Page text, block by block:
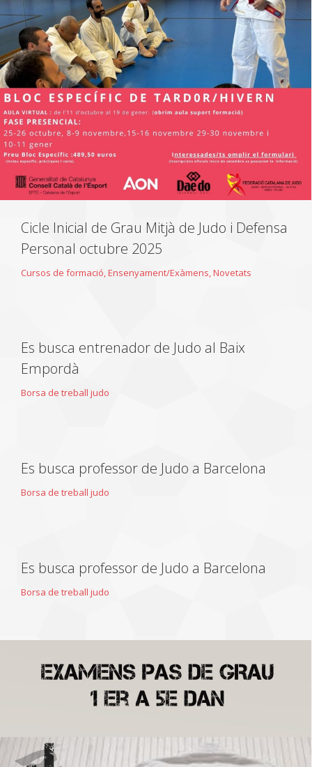
Cicle Inicial de Grau Mitjà de Judo i Defensa
Personal octubre 2025
Cursos de formació Ensenyament/Exàmens Novetats
Es busca entrenador de Judo al Baix
Empordà
Borsa de treball judo
Es busca professor de Judo a Barcelona
Borsa de treball judo
Es busca professor de Judo a Barcelona
Borsa de treball judo